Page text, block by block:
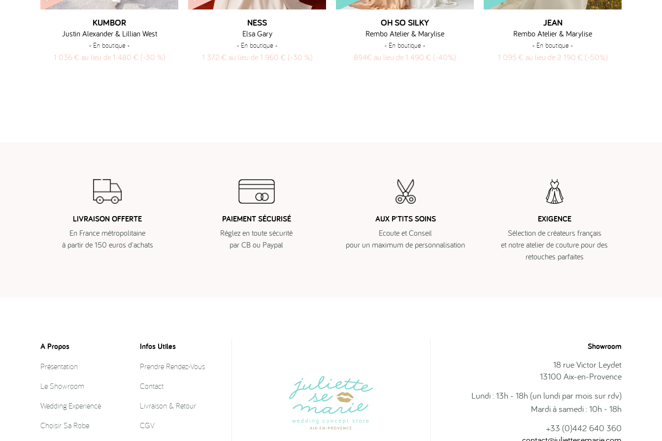
KUMBOR
Justin Alexander & Lillian West
- En boutique -
1 036 € au lieu de 1 480 € (-30 %)
NESS
Elsa Gary
- En boutique -
1 372 € au lieu de 1 960 € (-30 %)
OH SO SILKY
Rembo Atelier & Marylise
- En boutique -
894€ au lieu de 1 490 € (-40%)
JEAN
Rembo Atelier & Marylise
- En boutique -
1 095 € au lieu de 2 190 € (-50%)
LIVRAISON OFFERTE
En France métropolitaine
à partir de 150 euros d'achats
PAIEMENT SÉCURISÉ
Réglez en toute sécurité
par CB ou Paypal
AUX P'TITS SOINS
Ecoute et Conseil
pour un maximum de personnalisation
EXIGENCE
Sélection de créateurs français
et notre atelier de couture pour des
retouches parfaites
A Propos
Présentation
Le Showroom
Wedding Experience
Choisir Sa Robe
Infos Utiles
Prendre Rendez-Vous
Contact
Livraison & Retour
CGV
Showroom
18 rue Victor Leydet
13100 Aix-en-Provence
Lundi : 13h - 18h (un lundi par mois sur rdv)
Mardi à samedi : 10h - 18h
+33 (0)442 640 360